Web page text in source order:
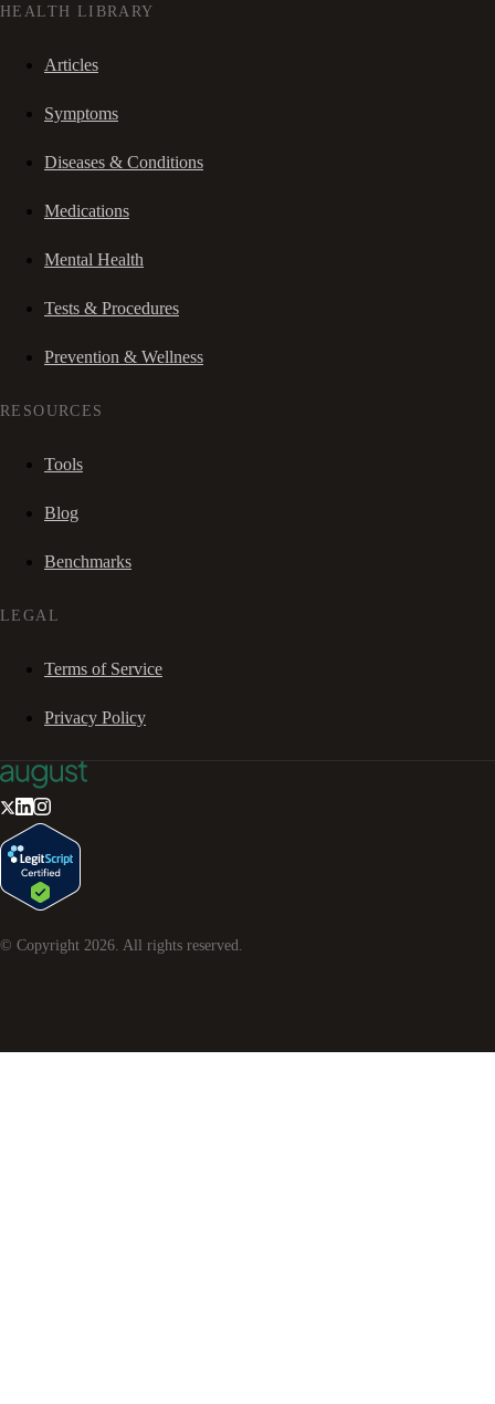
HEALTH LIBRARY
Articles
Symptoms
Diseases & Conditions
Medications
Mental Health
Tests & Procedures
Prevention & Wellness
RESOURCES
Tools
Blog
Benchmarks
LEGAL
Terms of Service
Privacy Policy
© Copyright 2026 . All rights reserved.